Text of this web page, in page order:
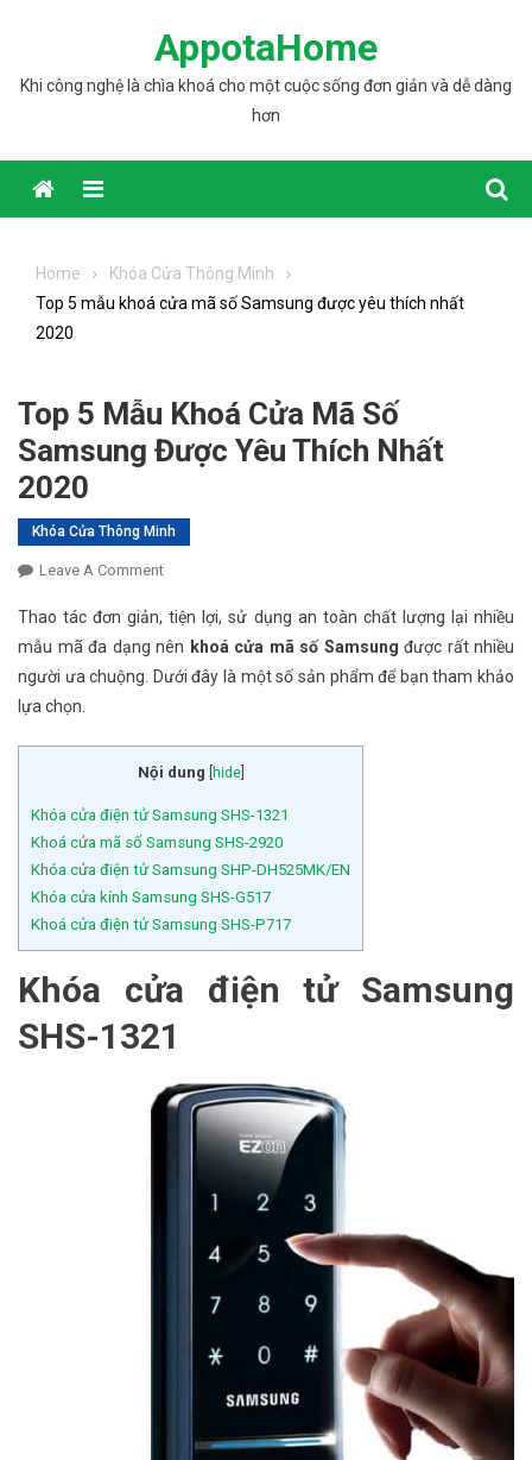
AppotaHome
Khi công nghệ là chìa khoá cho một cuộc sống đơn giản và dễ dàng
hơn
Home
Khóa Cửa Thông Minh
Top 5 mẫu khoá cửa mã số Samsung được yêu thích nhất
2020
Top 5 Mẫu Khoá Cửa Mã Số
Samsung Được Yêu Thích Nhất
2020
Khóa Cửa Thông Minh
Leave A Comment
Thao tác đơn giản, tiện lợi, sử dụng an toàn chất lượng lại nhiều
mẫu mã đa dạng nên khoá cửa mã số Samsung được rất nhiều
người ưa chuộng. Dưới đây là một số sản phẩm để bạn tham khảo
lựa chọn.
Nội dung hide]
Khóa cửa điện tử Samsung SHS-1321
Khoá cửa mã số Samsung SHS-2920
Khóa cửa điện tử Samsung SHP-DH525MK/EN
Khóa cửa kính Samsung SHS-G517
Khoá cửa điện tử Samsung SHS-P717
Khóa cửa điện tử Samsung
SHS-1321